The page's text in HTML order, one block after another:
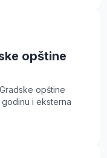
opštine
opštine
i eksterna